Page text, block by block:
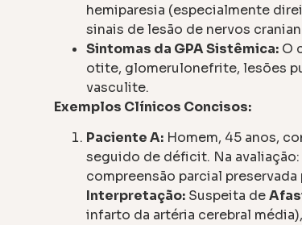
hemiparesia (especialmente
sinais de lesão de nervos
Sintomas da GPA Sistêmica: O
otite, glomerulonefrite, lesões
vasculite.
Exemplos Clínicos Concisos:
Paciente A: Homem, 45 anos,
seguido de déficit. Na
compreensão parcial
Interpretação: Suspeita de
infarto da artéria cerebral